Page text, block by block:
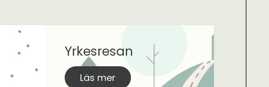
Yrkesresan
Läs mer